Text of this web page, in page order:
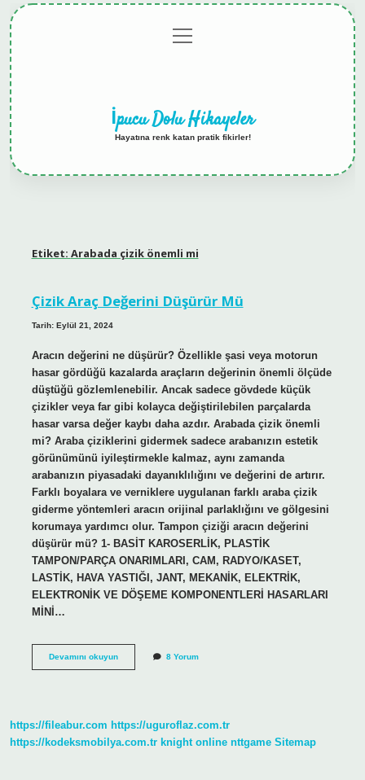
menüyü
aç
İpucu Dolu Hikayeler
Hayatına renk katan pratik fikirler!
Etiket: Arabada çizik önemli mi
Çizik Araç Değerini Düşürür Mü
Tarih: Eylül 21, 2024
Aracın değerini ne düşürür? Özellikle şasi veya motorun
hasar gördüğü kazalarda araçların değerinin önemli ölçüde
düştüğü gözlemlenebilir. Ancak sadece gövdede küçük
çizikler veya far gibi kolayca değiştirilebilen parçalarda
hasar varsa değer kaybı daha azdır. Arabada çizik önemli
mi? Araba çiziklerini gidermek sadece arabanızın estetik
görünümünü iyileştirmekle kalmaz, aynı zamanda
arabanızın piyasadaki dayanıklılığını ve değerini de artırır.
Farklı boyalara ve verniklere uygulanan farklı araba çizik
giderme yöntemleri aracın orijinal parlaklığını ve gölgesini
korumaya yardımcı olur. Tampon çiziği aracın değerini
düşürür mü? 1- BASİT KAROSERLİK, PLASTİK
TAMPON/PARÇA ONARIMLARI, CAM, RADYO/KASET,
LASTİK, HAVA YASTIĞI, JANT, MEKANİK, ELEKTRİK,
ELEKTRONİK VE DÖŞEME KOMPONENTLERİ HASARLARI
MİNİ…
Devamını okuyunÇizik
8 Yorum
https://fileabur.com https://uguroflaz.com.tr
https://kodeksmobilya.com.tr knight online nttgame Sitemap